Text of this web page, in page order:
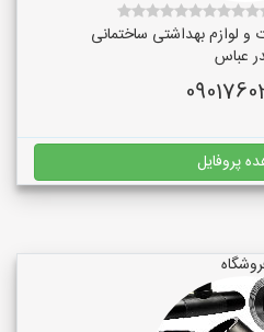
و لوازم بهداشتی ساختمانی
عباس
پروفایل